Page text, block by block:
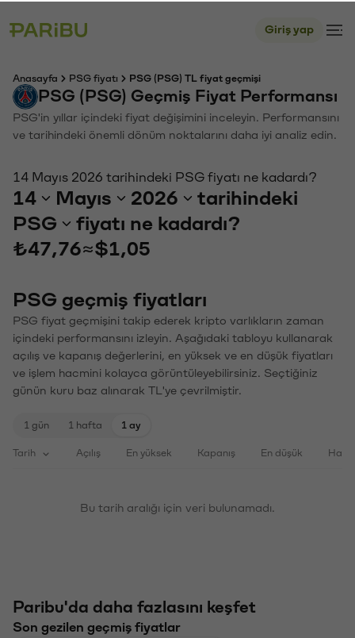
Giriş yap
Anasayfa PSG fiyatı PSG (PSG) TL fiyat geçmişi
PSG (PSG) Geçmiş Fiyat Performansı
PSG'in yıllar içindeki fiyat değişimini inceleyin. Performansını
ve tarihindeki önemli dönüm noktalarını daha iyi analiz edin.
14 Mayıs 2026 tarihindeki PSG fiyatı ne kadardı?
14 Mayıs 2026
tarihindeki
PSG
fiyatı ne kadardı?
₺47,76≈$1,05
PSG geçmiş fiyatları
PSG fiyat geçmişini takip ederek kripto varlıkların zaman
içindeki performansını izleyin. Aşağıdaki tabloyu kullanarak
açılış ve kapanış değerlerini, en yüksek ve en düşük fiyatları
ve işlem hacmini kolayca görüntüleyebilirsiniz. Seçtiğiniz
günün kuru baz alınarak TL'ye çevrilmiştir.
1 gün 1 hafta 1 ay
Tarih Açılış En yüksek Kapanış En düşük
Bu tarih aralığı için veri bulunamadı.
Paribu'da daha fazlasını keşfet
Son gezilen geçmiş fiyatlar